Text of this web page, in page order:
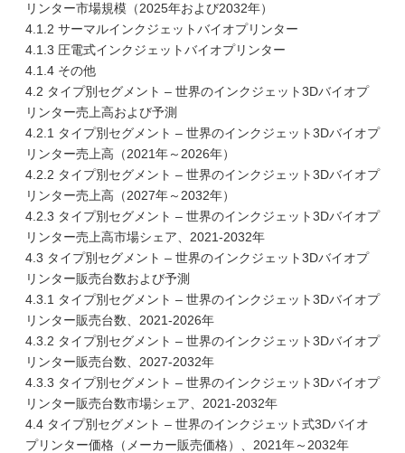
リンター市場規模（2025年および2032年）
4.1.2 サーマルインクジェットバイオプリンター
4.1.3 圧電式インクジェットバイオプリンター
4.1.4 その他
4.2 タイプ別セグメント – 世界のインクジェット3Dバイオプ
リンター売上高および予測
4.2.1 タイプ別セグメント – 世界のインクジェット3Dバイオプ
リンター売上高（2021年～2026年）
4.2.2 タイプ別セグメント – 世界のインクジェット3Dバイオプ
リンター売上高（2027年～2032年）
4.2.3 タイプ別セグメント – 世界のインクジェット3Dバイオプ
リンター売上高市場シェア、2021-2032年
4.3 タイプ別セグメント – 世界のインクジェット3Dバイオプ
リンター販売台数および予測
4.3.1 タイプ別セグメント – 世界のインクジェット3Dバイオプ
リンター販売台数、2021-2026年
4.3.2 タイプ別セグメント – 世界のインクジェット3Dバイオプ
リンター販売台数、2027-2032年
4.3.3 タイプ別セグメント – 世界のインクジェット3Dバイオプ
リンター販売台数市場シェア、2021-2032年
4.4 タイプ別セグメント – 世界のインクジェット式3Dバイオ
プリンター価格（メーカー販売価格）、2021年～2032年